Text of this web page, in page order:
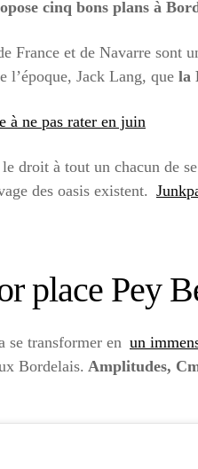
cinq bons plans à
France et de Navarre sont
l’époque, Jack Lang, que la
à ne pas rater en juin
droit à tout un chacun de
des oasis existent.
place Pey
se transformer en un
Bordelais. Amplitudes,